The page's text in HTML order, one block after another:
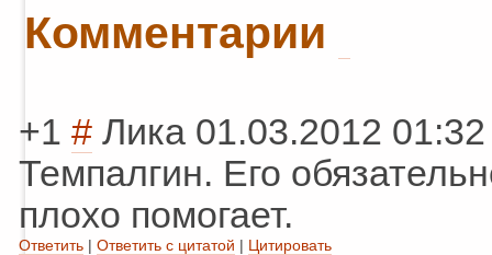
Комментарии
+1 # Лика 01.03.2012 01:32
Темпалгин. Его
плохо помогает.
Ответить | Ответить с цитатой | Цитировать